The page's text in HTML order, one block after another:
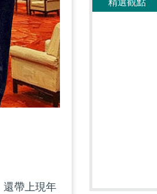
還帶上現年
精選觀點